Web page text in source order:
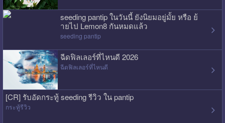
seeding pantip ในวันนี้ ยังนิยมอยู่มั้ย หรือ ย้
ายไป Lemon8 กันหมดแล้ว
seeding pantip
ฉีดฟิลเลอร์ที่ไหนดี 2026
ฉีดฟิลเลอร์ที่ไหนดี
[CR] รับอัดกระทู้ seeding รีวิว ใน pantip
กระทู้รีวิว